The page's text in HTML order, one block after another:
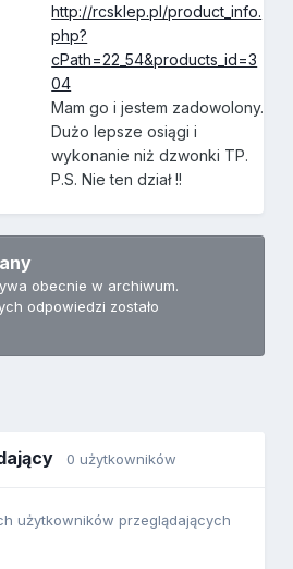
http://rcsklep.pl/product_info.
php?
cPath=22_54&products_id=3
04
Mam go i jestem zadowolony.
Dużo lepsze osiągi i
wykonanie niż dzwonki TP.
P.S. Nie ten dział !!
obecnie w archiwum.
odpowiedzi zostało
0 użytkowników
użytkowników przeglądających